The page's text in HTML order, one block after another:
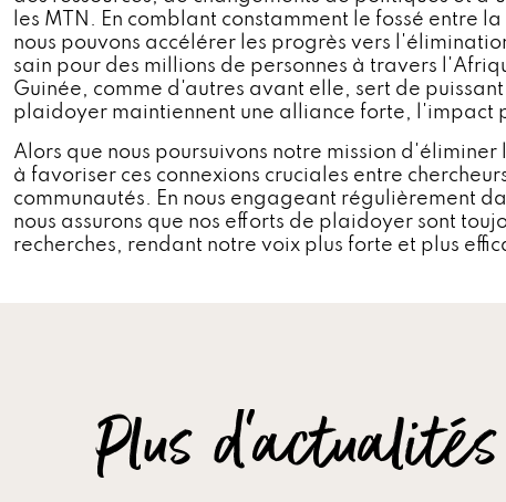
les MTN. En comblant constamment le fossé entre
nous pouvons accélérer les progrès vers
sain pour des millions de personnes à travers
Guinée, comme d'autres avant elle, sert de
plaidoyer maintiennent une alliance forte, l'impact
Alors que nous poursuivons notre mission
à favoriser ces connexions cruciales entre
communautés. En nous engageant régulièrement
nous assurons que nos efforts de plaidoyer sont
recherches, rendant notre voix plus forte et plus
Plus d'actualités